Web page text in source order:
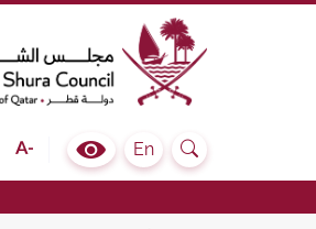
State of Qatar
Search
En
Selector
size bigger
size normal
Text size smaller